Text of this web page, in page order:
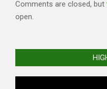
Comments are closed, but
open.